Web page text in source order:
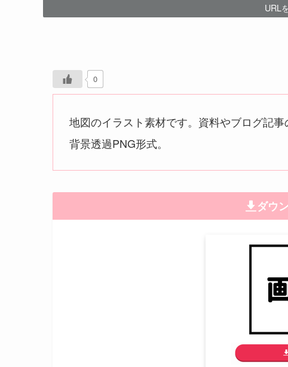
URL
0
地図のイラスト素材です。資料やブログ記
背景透過PNG形式。
ダウ